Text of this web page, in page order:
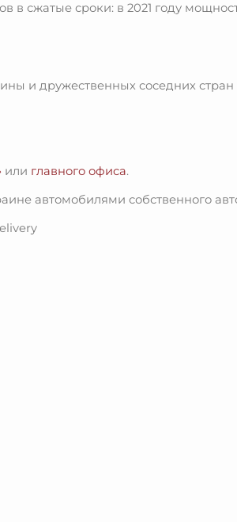
в сжатые сроки: в 2021 году
и дружественных соседних стран
или главного офиса.
автомобилями собственного